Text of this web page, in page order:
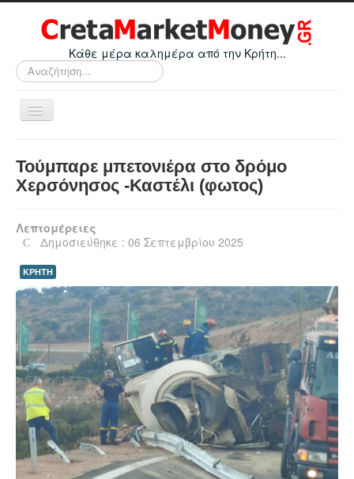
Κάθε μέρα καλημέρα από την Κρήτη...
Αναζήτηση...
Εναλλαγή
πλοήγησης
Οικονομικά
Ελλάδα
Κόσμος
Απόψεις
Τεχνολογία
Υγεία
Πολιτισμός
Αθλητικά
Βίντεο
Συνταγές
Τούμπαρε μπετονιέρα στο δρόμο
Χερσόνησος -Καστέλι (φωτος)
Λεπτομέρειες
Δημοσιεύθηκε : 06 Σεπτεμβρίου 2025
ΚΡΗΤΗ